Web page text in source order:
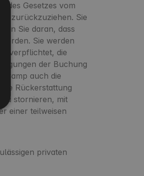
des Gesetzes vom
zurückzuziehen. Sie
Sie daran, dass
Sie werden
verpflichtet, die
der Buchung
auch die
Rückerstattung
zu stornieren, mit
einer teilweisen
privaten